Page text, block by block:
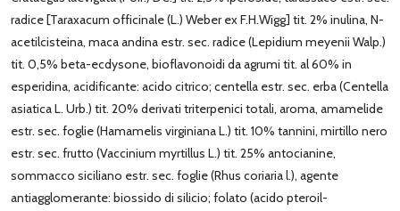
radice [Taraxacum officinale (L.) Weber ex F.H.Wigg] tit. 2% inulina, N-
acetilcisteina, maca andina estr. sec. radice (Lepidium meyenii Walp.)
tit. 0,5% beta-ecdysone, bioflavonoidi da agrumi tit. al 60% in
esperidina, acidificante: acido citrico; centella estr. sec. erba (Centella
asiatica L. Urb.) tit. 20% derivati triterpenici totali, aroma, amamelide
estr. sec. foglie (Hamamelis virginiana L.) tit. 10% tannini, mirtillo nero
estr. sec. frutto (Vaccinium myrtillus L.) tit. 25% antocianine,
sommacco siciliano estr. sec. foglie (Rhus coriaria l.), agente
antiagglomerante: biossido di silicio; folato (acido pteroil-